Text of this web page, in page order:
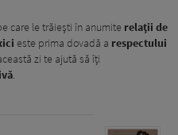
care le trăiești în anumite relații de
este prima dovadă a respectului
zi te ajută să îți
.